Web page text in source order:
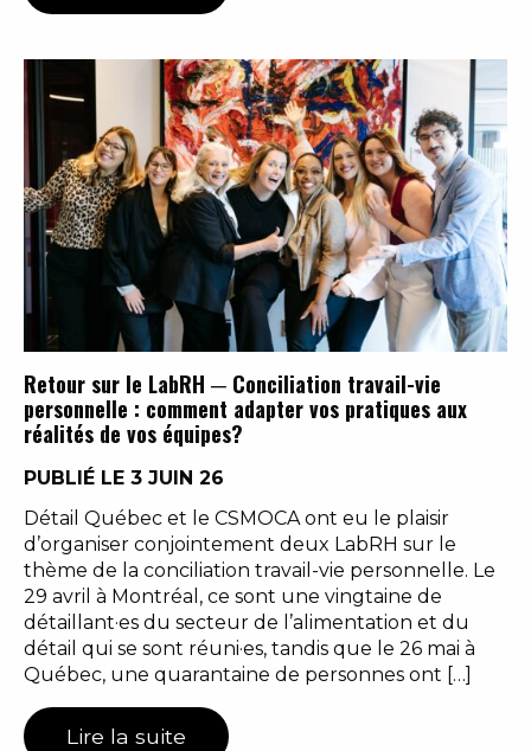
Retour sur le LabRH ─ Conciliation travail-vie
personnelle : comment adapter vos pratiques aux
réalités de vos équipes?
PUBLIÉ LE 3 JUIN 26
Détail Québec et le CSMOCA ont eu le plaisir
d’organiser conjointement deux LabRH sur le
thème de la conciliation travail-vie personnelle. Le
29 avril à Montréal, ce sont une vingtaine de
détaillant·es du secteur de l’alimentation et du
détail qui se sont réuni·es, tandis que le 26 mai à
Québec, une quarantaine de personnes ont […]
Lire la suite